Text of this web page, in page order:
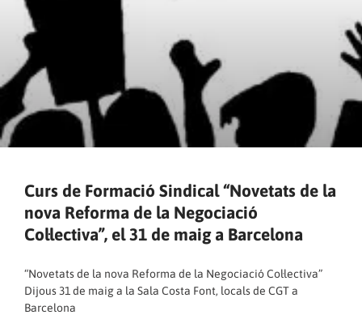
Curs de Formació Sindical “Novetats de la
nova Reforma de la Negociació
Col·lectiva”, el 31 de maig a Barcelona
“Novetats de la nova Reforma de la Negociació Col·lectiva”
Dijous 31 de maig a la Sala Costa Font, locals de CGT a
Barcelona